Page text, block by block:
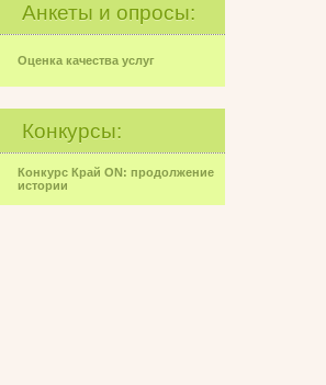
Анкеты и опросы:
Оценка качества услуг
Конкурсы:
Конкурс Край ON: продолжение
истории